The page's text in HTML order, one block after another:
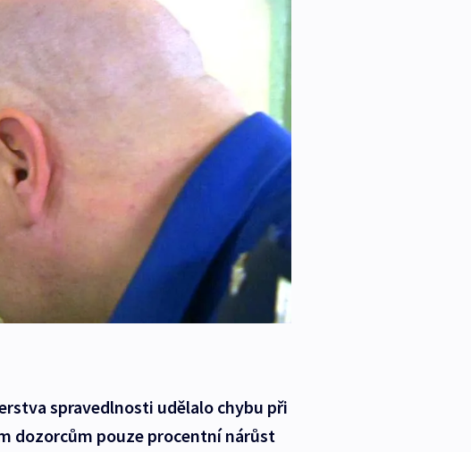
spravedlnosti udělalo chybu při
dozorcům pouze procentní nárůst